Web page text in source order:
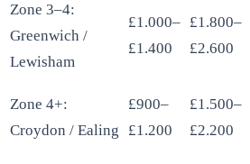
Zone 3–4:
Greenwich /
Lewisham
£1.000–
£1.400
£1.800–
£2.600
Zone 4+:
Croydon / Ealing
£900–
£1.200
£1.500–
£2.200